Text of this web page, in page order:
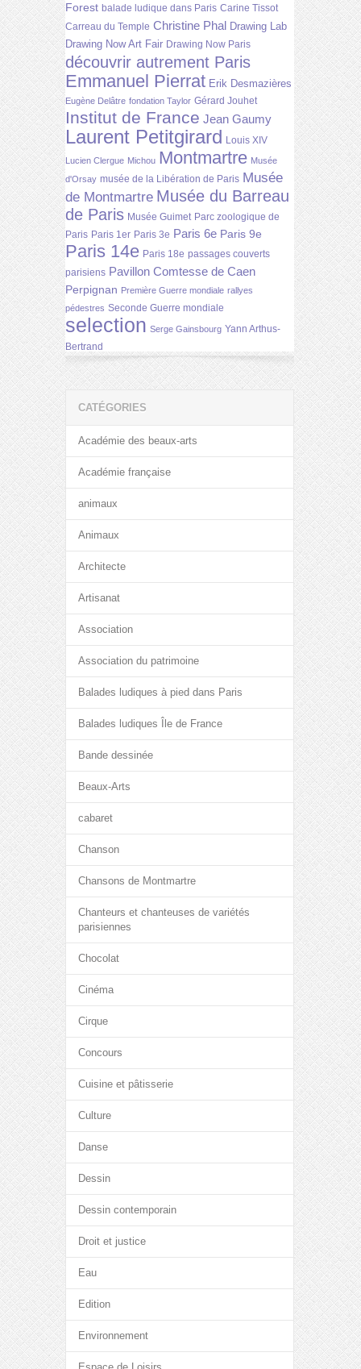
Forest balade ludique dans Paris Carine Tissot
Carreau du Temple Christine Phal Drawing Lab
Drawing Now Art Fair Drawing Now Paris
découvrir autrement Paris
Emmanuel Pierrat Erik Desmazières
Eugène Delâtre fondation Taylor Gérard Jouhet
Institut de France Jean Gaumy
Laurent Petitgirard Louis XIV
Lucien Clergue Michou Montmartre Musée
d'Orsay musée de la Libération de Paris Musée
de Montmartre Musée du Barreau
de Paris Musée Guimet Parc zoologique de
Paris Paris 1er Paris 3e Paris 6e Paris 9e
Paris 14e Paris 18e passages couverts
parisiens Pavillon Comtesse de Caen
Perpignan Première Guerre mondiale rallyes
pédestres Seconde Guerre mondiale
selection Serge Gainsbourg Yann Arthus-
Bertrand
CATÉGORIES
Académie des beaux-arts
Académie française
animaux
Animaux
Architecte
Artisanat
Association
Association du patrimoine
Balades ludiques à pied dans Paris
Balades ludiques Île de France
Bande dessinée
Beaux-Arts
cabaret
Chanson
Chansons de Montmartre
Chanteurs et chanteuses de variétés
parisiennes
Chocolat
Cinéma
Cirque
Concours
Cuisine et pâtisserie
Culture
Danse
Dessin
Dessin contemporain
Droit et justice
Eau
Edition
Environnement